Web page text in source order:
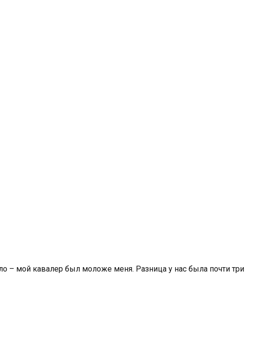
– мой кавалер был моложе меня. Разница у нас была почти три